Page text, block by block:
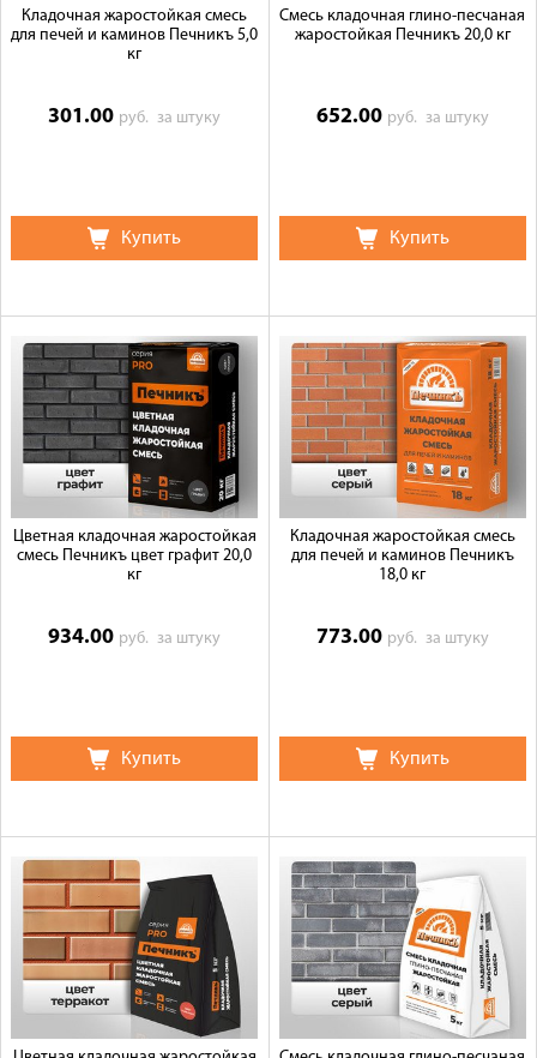
Кладочная жаростойкая смесь
для печей и каминов Печникъ 5,0
кг
301.00 руб.за штуку
Купить
Смесь кладочная глино-песчаная
жаростойкая Печникъ 20,0 кг
652.00 руб. за штуку
Купить
Цветная кладочная жаростойкая
смесь Печникъ цвет графит 20,0
кг
934.00 руб.за штуку
Купить
Кладочная жаростойкая смесь
для печей и каминов Печникъ
18,0 кг
773.00 руб. за штуку
Купить